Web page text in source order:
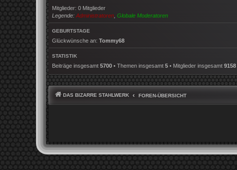
Mitglieder: 0 Mitglieder
Legende: Administratoren Globale Moderatoren
GEBURTSTAGE
Glückwünsche an: Tommy68
STATISTIK
Beiträge insgesamt 5700 • Themen insgesamt 5 • Mitglieder insgesamt 9158
DAS BIZARRE STAHLWERK FOREN-ÜBERSICHT